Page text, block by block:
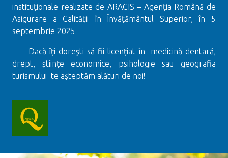
instituționale realizate de ARACIS – Agenția Română de
Asigurare a Calității în Învățământul Superior, în 5
septembrie 2025
Dacă îți dorești să fii licențiat în medicină dentară,
drept, științe economice, psihologie sau geografia
turismului te așteptăm alături de noi!